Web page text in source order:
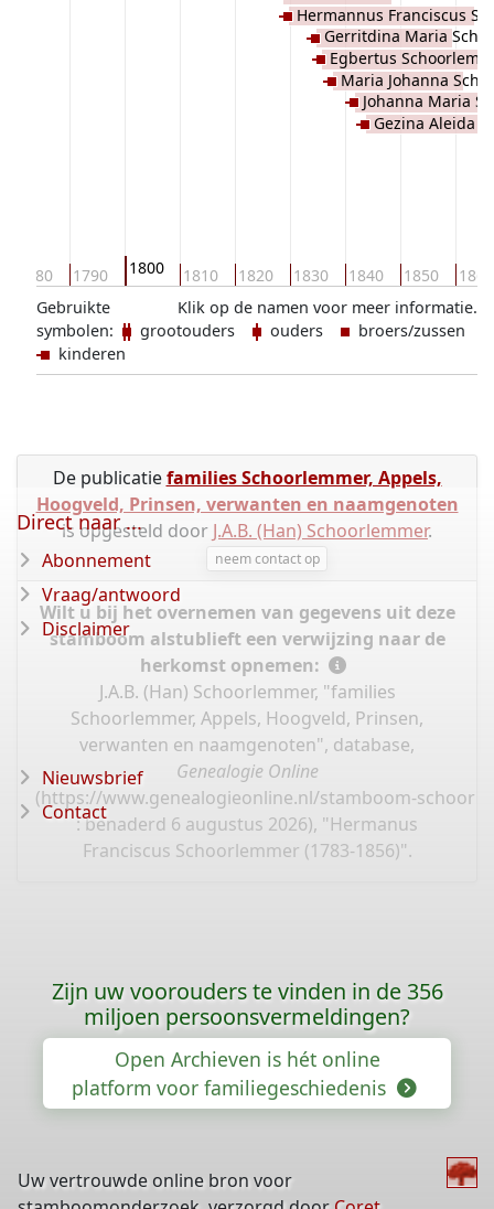
1780 1790 1800 1810 1820 1830 1840 1850 1860
Hermannus Franciscus
Gerritdina Maria
Egbertus
Maria Johanna
Johanna Maria
Gezina Aleida
Klik op de namen voor meer informatie.
Gebruikte
symbolen:
grootouders ouders
broers/zussen
kinderen
De publicatiefamilies Schoorlemmer, Appels,
Hoogveld, Prinsen, verwanten en naamgenoten
is opgesteld door J.A.B. (Han) Schoorlemmer.
neem contact op
Wilt u bij het overnemen van gegevens uit deze
stamboom alstublieft een verwijzing naar de
herkomst opnemen:
J.A.B. (Han) Schoorlemmer, "families
Schoorlemmer, Appels, Hoogveld, Prinsen,
verwanten en naamgenoten", database,
Genealogie Online
(https://www.genealogieonline.nl/stamboom-
: benaderd 6 augustus 2026), "Hermanus
Franciscus Schoorlemmer (1783-1856)".
Direct naar ...
Abonnement
Vraag/antwoord
Disclaimer
Nieuwsbrief
Contact
Zijn uw voorouders te vinden in de 356
miljoen persoonsvermeldingen?
Open Archieven is hét online
platform voor familiegeschiedenis
Uw vertrouwde online bron voor